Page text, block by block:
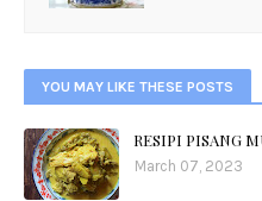
YOU MAY LIKE THESE POSTS
RESIPI PISANG
March 07, 2023